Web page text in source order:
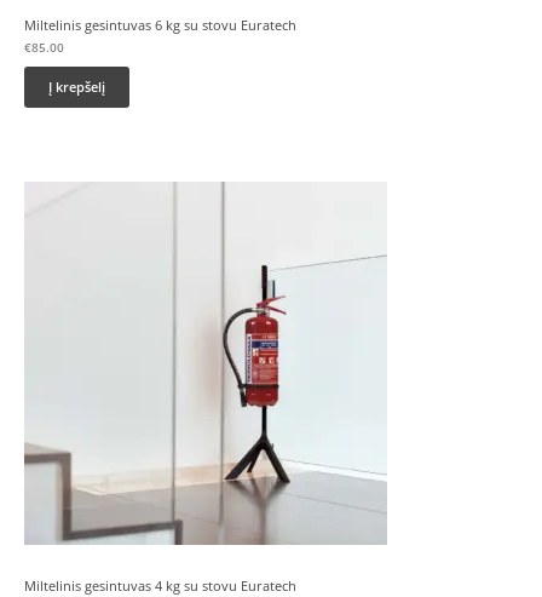
Miltelinis gesintuvas 6 kg su stovu Euratech
€85.00
Į krepšelį
Miltelinis gesintuvas 4 kg su stovu Euratech